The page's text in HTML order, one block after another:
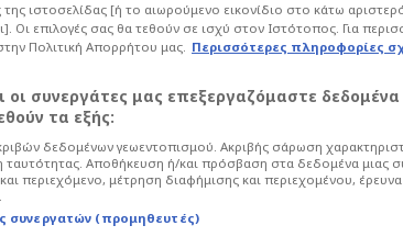
La Liga
Πράσινους, που είναι πολύ
αμυντικού, όμως στοχεύουν
ιστοσελίδας [ή το αιωρούμενο εικονίδιο στο κάτω
Οι επιλογές σας θα τεθούν σε ισχύ στον Ιστότοπος. Για
Πολιτική Απορρήτου μας. Περισσότερες πληροφορίες
οι συνεργάτες μας επεξεργαζόμαστε
τα εξής:
δεδομένων γεωεντοπισμού. Ακριβής σάρωση
ταυτότητας. Αποθήκευση ή/και πρόσβαση στα δεδομένα μιας
περιεχόμενο, μέτρηση διαφήμισης και περιεχομένου,
συνεργατών (προμηθευτές)